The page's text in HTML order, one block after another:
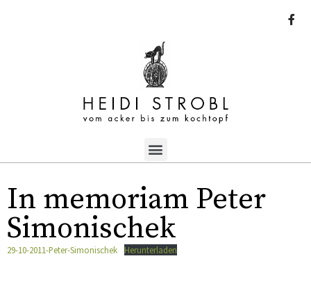
In memoriam Peter
Simonischek
29-10-2011-Peter-Simonischek Herunterladen